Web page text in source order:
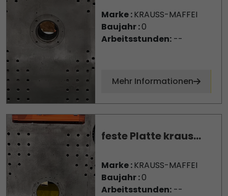
Marke :KRAUSS-MAFFEI
Baujahr :0
Arbeitsstunden:--
Mehr Informationen
feste Platte kraus...
Marke :KRAUSS-MAFFEI
Baujahr :0
Arbeitsstunden:--